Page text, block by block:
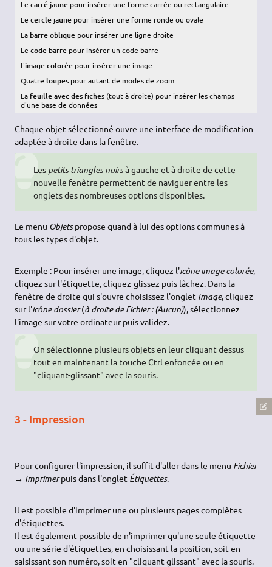
Lecarré jaune pour insérer une forme carrée ou rectangulaire
Lecercle jaune pour insérer une forme ronde ou ovale
La barre oblique pour insérer une ligne droite
Lecode barre pour insérer un code barre
L'image colorée pour insérer une image
Quatre loupes pour autant de modes de zoom
La feuille avec des fiches (tout à droite) pour insérer les champs
d'une base de données
Chaque objet sélectionné ouvre une interface de modification
adaptée à droite dans la fenêtre.
Les petits triangles noirsà gauche et à droite de cette
nouvelle fenêtre permettent de naviguer entre les
onglets des nombreuses options disponibles.
Le menu Objetspropose quand à lui des options communes à
tous les types d'objet.
Exemple : Pour insérer une image, cliquez l'icône image colorée,
cliquez sur l'étiquette, cliquez-glissez puis lâchez. Dans la
fenêtre de droite qui s'ouvre choisissez l'onglet Image, cliquez
sur l'icône dossier(à droite de Fichier : (Aucun)), sélectionnez
l'image sur votre ordinateur puis validez.
On sélectionne plusieurs objets en leur cliquant dessus
tout en maintenant la touche Ctrl enfoncée ou en
"cliquant-glissant" avec la souris.
3 - Impression
Pour configurer l'impression, il suffit d'aller dans le menu Fichier
→ Imprimerpuis dans l'onglet Étiquettes.
Il est possible d'imprimer une ou plusieurs pages complètes
d'étiquettes.
Il est également possible de n'imprimer qu'une seule étiquette
ou une série d'étiquettes, en choisissant la position, soit en
saisissant son numéro, soit en "cliquant-glissant" avec la souris.